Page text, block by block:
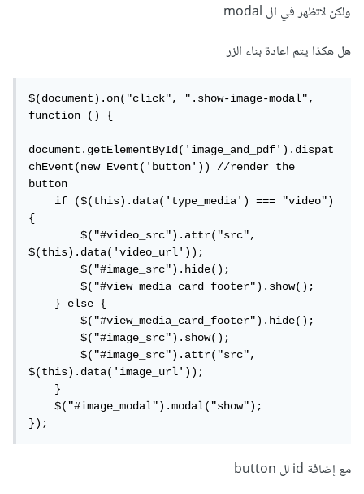
ولكن لاتظهر في ال modal
هل هكذا يتم اعادة بناء الزر
$(document).on("click", ".show-image-modal",
function () {
document.getElementById('image_and_pdf').dispat
chEvent(new Event('button')) //render the
button
    if ($(this).data('type_media') === "video")
{
        $("#video_src").attr("src",
$(this).data('video_url'));
        $("#image_src").hide();
        $("#view_media_card_footer").show();
    } else {
        $("#view_media_card_footer").hide();
        $("#image_src").show();
        $("#image_src").attr("src",
$(this).data('image_url'));
    }
    $("#image_modal").modal("show");
});
مع إضافة id لل button